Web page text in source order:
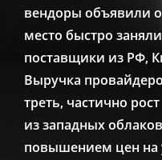
вендоры объявили
место быстро
поставщики из РФ,
Выручка
треть, частично
из западных
повышением цен на